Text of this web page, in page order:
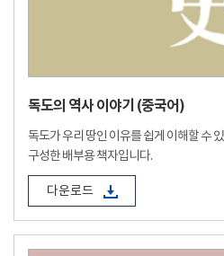
독도의 역사 이야기 (중국어)
독도가 우리 땅인 이유를 쉽게 이해할 수
구성한 배부용 책자입니다.
다운로드